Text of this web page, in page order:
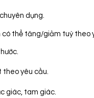
dụng.
có thể tăng/giảm tuỳ theo
yêu cầu.
giác, tam giác.